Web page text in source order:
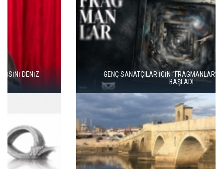
GENÇ SANATÇILAR İÇİN “FRAGMANLAR” BAŞVURULARI
BAŞLADI